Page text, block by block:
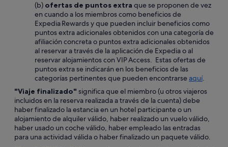
(b) ofertas de puntos extra que se proponen de vez
en cuando a los miembros como beneficios de
Expedia Rewards y que pueden incluir beneficios como
puntos extra adicionales obtenidos con una categoría de
afiliación concreta o puntos extra adicionales obtenidos
al reservar a través de la aplicación de Expedia o al
reservar alojamientos con VIP Access. Estas ofertas de
puntos extra se indicarán en los beneficios de las
categorías pertinentes que pueden encontrarse aquí.
"Viaje finalizado" significa que el miembro (u otros viajeros
incluidos en la reserva realizada a través de la cuenta) debe
haber finalizado la estancia en un hotel participante o un
alojamiento de alquiler válido, haber realizado un vuelo válido,
haber usado un coche válido, haber empleado las entradas
para una actividad válida o haber finalizado un paquete válido.